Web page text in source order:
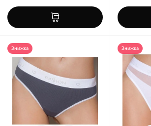
Знижка Знижка